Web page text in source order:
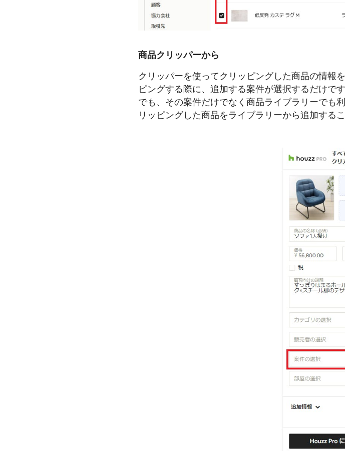
商品クリッパーから
クリッパーを使ってクリッピングした商品の情報
ピングする際に、追加する案件が選択するだけで
でも、その案件だけでなく商品ライブラリーでも
リッピングした商品をライブラリーから追加するこ